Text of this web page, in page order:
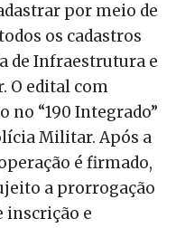
por meio de
os cadastros
de Infraestrutura e
O edital com
no “190 Integrado”
Militar. Após a
é firmado,
a prorrogação
inscrição e